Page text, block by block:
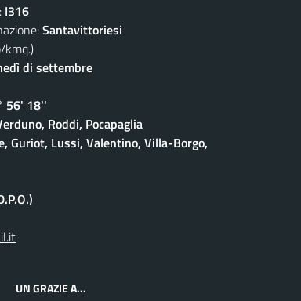
I316
Santavittoriesi
kmq.)
di settembre
56' 18''
Roddi, Pocapaglia
Guriot, Lussi, Valentino, Villa-Borgo,
UN GRAZIE A...